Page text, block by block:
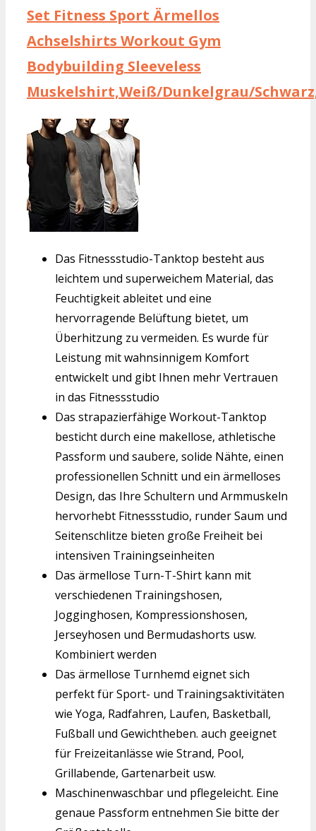
Set Fitness Sport Ärmellos
Achselshirts Workout Gym
Bodybuilding Sleeveless
Muskelshirt,Weiß/Dunkelgrau/
Das Fitnessstudio-Tanktop besteht aus
leichtem und superweichem Material, das
Feuchtigkeit ableitet und eine
hervorragende Belüftung bietet, um
Überhitzung zu vermeiden. Es wurde für
Leistung mit wahnsinnigem Komfort
entwickelt und gibt Ihnen mehr Vertrauen
in das Fitnessstudio
Das strapazierfähige Workout-Tanktop
besticht durch eine makellose, athletische
Passform und saubere, solide Nähte, einen
professionellen Schnitt und ein ärmelloses
Design, das Ihre Schultern und Armmuskeln
hervorhebt Fitnessstudio, runder Saum und
Seitenschlitze bieten große Freiheit bei
intensiven Trainingseinheiten
Das ärmellose Turn-T-Shirt kann mit
verschiedenen Trainingshosen,
Jogginghosen, Kompressionshosen,
Jerseyhosen und Bermudashorts usw.
Kombiniert werden
Das ärmellose Turnhemd eignet sich
perfekt für Sport- und Trainingsaktivitäten
wie Yoga, Radfahren, Laufen, Basketball,
Fußball und Gewichtheben. auch geeignet
für Freizeitanlässe wie Strand, Pool,
Grillabende, Gartenarbeit usw.
Maschinenwaschbar und pflegeleicht. Eine
genaue Passform entnehmen Sie bitte der